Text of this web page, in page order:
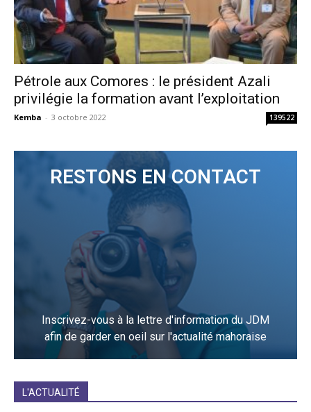
Pétrole aux Comores : le président Azali
privilégie la formation avant l’exploitation
Kemba - 3 octobre 2022 139522
RESTONS EN CONTACT
Inscrivez-vous à la lettre d'information du JDM
afin de garder en oeil sur l'actualité mahoraise
L'ACTUALITÉ